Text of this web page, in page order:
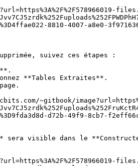
8810-4007-a8e0-
suivez ces étapes :
**Tables Extraites**.
~gitbook/
d72b-49f9-8cb7-
visible dans le